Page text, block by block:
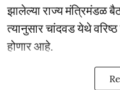
झालेल्या राज्य मंत्रिमंडळ
त्यानुसार चांदवड येथे
होणार आहे.